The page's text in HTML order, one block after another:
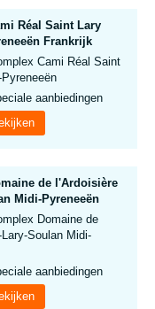
Réal Saint Lary
Frankrijk
Cami Réal Saint
aanbiedingen
de l'Ardoisière
Midi-Pyreneeën
Domaine de
Soulan Midi-
aanbiedingen